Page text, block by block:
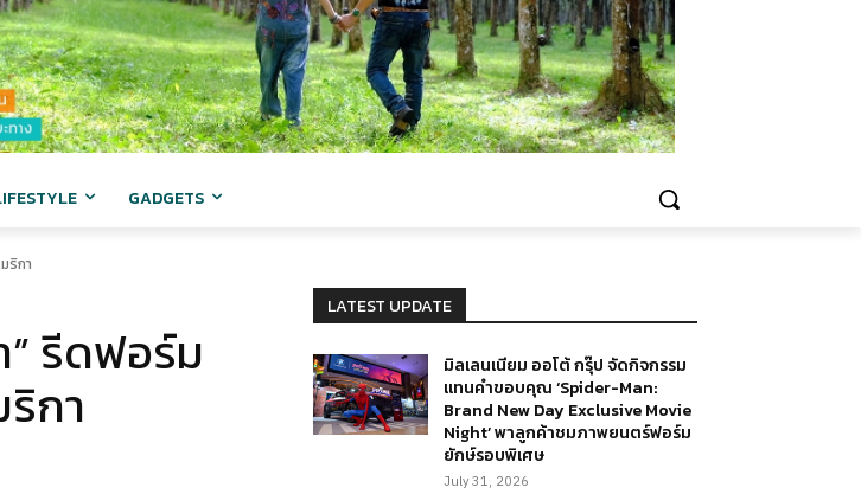
GADGETS
ริกา
” รีดฟอร์ม
กา
LATEST UPDATE
มิลเลนเนียม ออโต้ กรุ๊ป จัดกิจกรรม
แทนคำขอบคุณ ‘Spider-Man:
Brand New Day Exclusive Movie
Night’ พาลูกค้าชมภาพยนตร์ฟอร์ม
ยักษ์รอบพิเศษ
July 31, 2026